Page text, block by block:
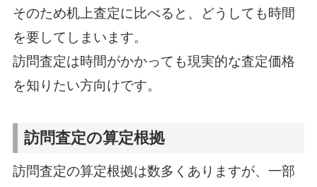
そのため机上査定に比べると、どうしても時間
を要してしまいます。
訪問査定は時間がかかっても現実的な査定価格
を知りたい方向けです。
訪問査定の算定根拠
訪問査定の算定根拠は数多くありますが、一部